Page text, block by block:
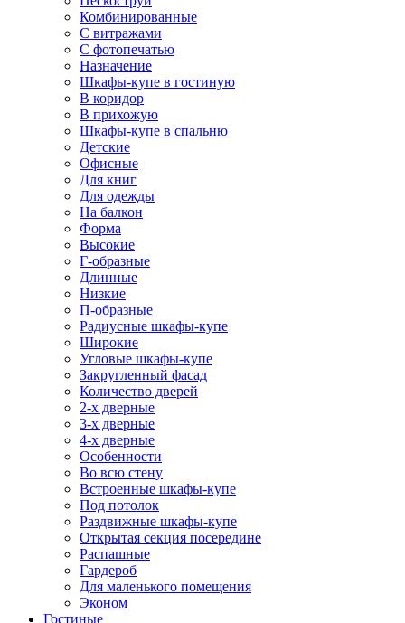
Комбинированные
С витражами
С фотопечатью
Назначение
Шкафы-купе в гостиную
В коридор
В прихожую
Шкафы-купе в спальню
Детские
Офисные
Для книг
Для одежды
На балкон
Форма
Высокие
Г-образные
Длинные
Низкие
П-образные
Радиусные шкафы-купе
Широкие
Угловые шкафы-купе
Закругленный фасад
Количество дверей
2-х дверные
3-х дверные
4-х дверные
Особенности
Во всю стену
Встроенные шкафы-купе
Под потолок
Раздвижные шкафы-купе
Открытая секция посередине
Распашные
Гардероб
Для маленького помещения
Эконом
Гостиные